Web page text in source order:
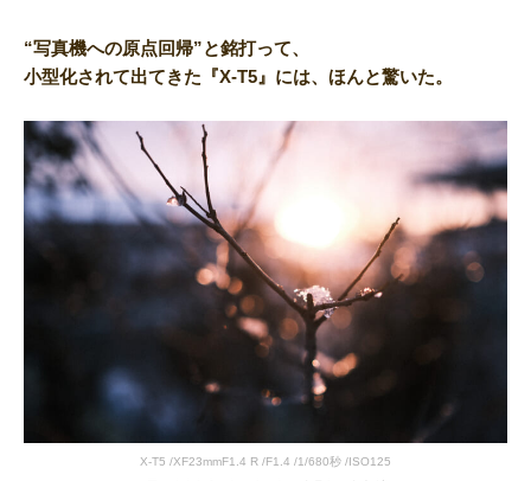
“写真機への原点回帰”と銘打って、
小型化されて出てきた『X-T5』には、ほんと驚いた。
X-T5 /XF23mmF1.4 R /F1.4 /1/680秒 /ISO125